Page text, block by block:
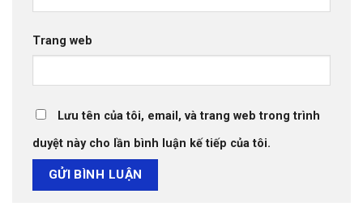
Trang web
Lưu tên của tôi, email, và trang web trong trình
duyệt này cho lần bình luận kế tiếp của tôi.